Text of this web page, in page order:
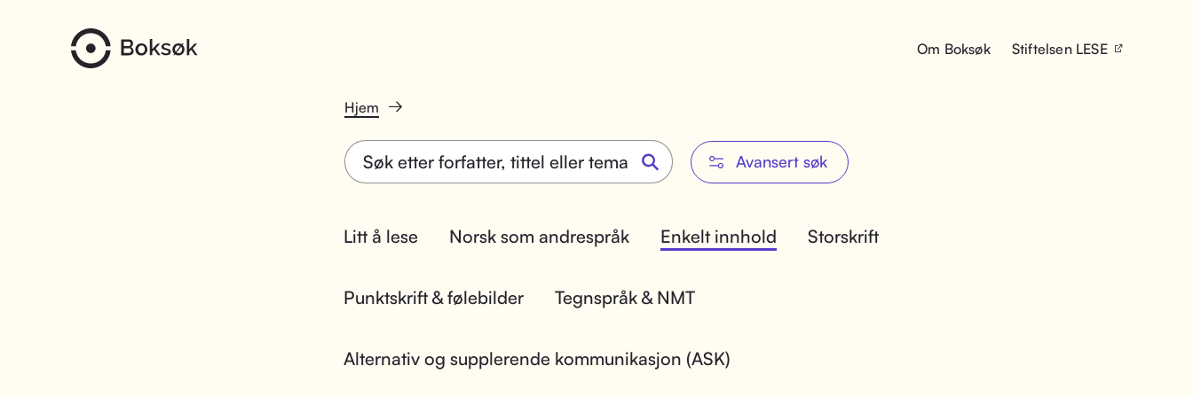
Om Boksøk Stiftelsen LESE
Hjem
Avansert søk
Litt å lese Norsk som andrespråk Enkelt innhold Storskrift
Punktskrift & følebilder Tegnspråk & NMT
Alternativ og supplerende kommunikasjon (ASK)